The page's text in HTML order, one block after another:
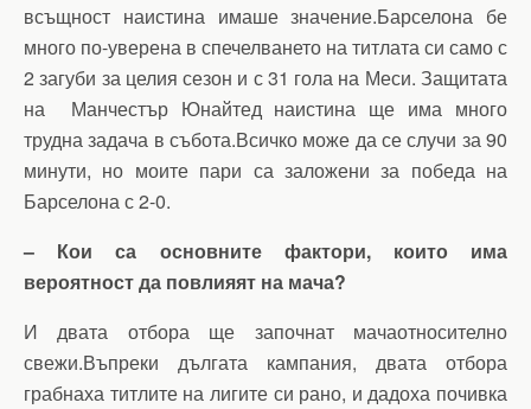
всъщност наистина имаше значение.Барселона бе
много по-уверена в спечелването на титлата си само с
2 загуби за целия сезон и с 31 гола на Меси. Защитата
на Манчестър Юнайтед наистина ще има много
трудна задача в събота.Всичко може да се случи за 90
минути, но моите пари са заложени за победа на
Барселона с 2-0.
– Кои са основните фактори, които има
вероятност да повлияят на мача?
И двата отбора ще започнат мачаотносително
свежи.Въпреки дългата кампания, двата отбора
грабнаха титлите на лигите си рано, и дадоха почивка